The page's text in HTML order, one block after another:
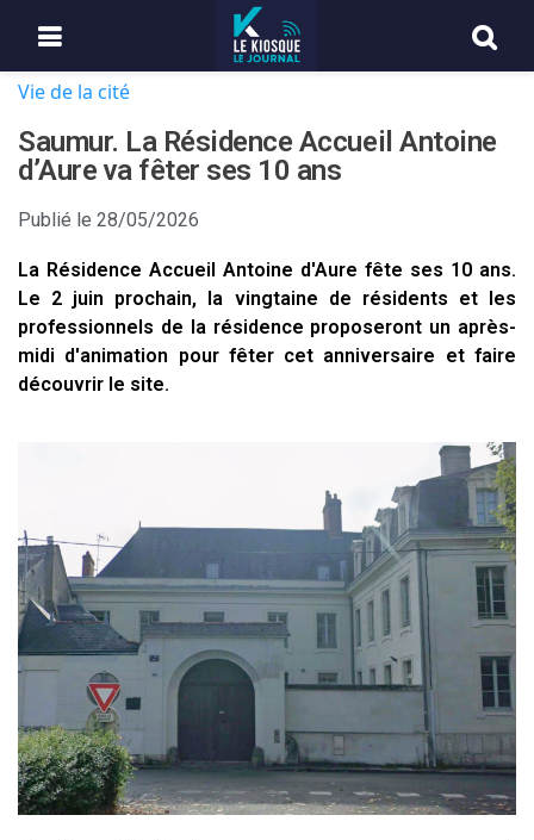
Vie de la cité
Saumur. La Résidence Accueil Antoine
d’Aure va fêter ses 10 ans
Publié le 28/05/2026
La Résidence Accueil Antoine d'Aure fête ses 10 ans.
Le 2 juin prochain, la vingtaine de résidents et les
professionnels de la résidence proposeront un après-
midi d'animation pour fêter cet anniversaire et faire
découvrir le site.